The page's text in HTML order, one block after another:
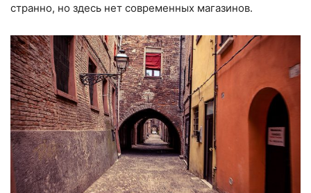
странно, но здесь нет современных магазинов.